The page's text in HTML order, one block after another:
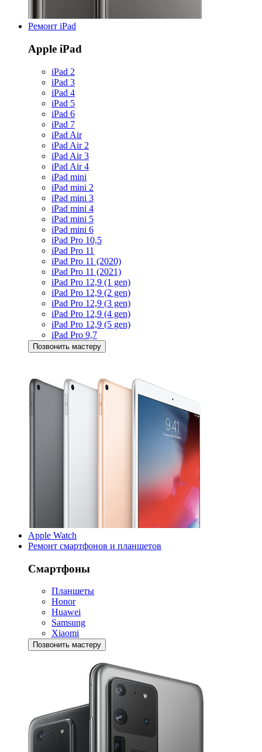
Ремонт iPad
Apple iPad
iPad 2
iPad 3
iPad 4
iPad 5
iPad 6
iPad 7
iPad Air
iPad Air 2
iPad Air 3
iPad Air 4
iPad mini
iPad mini 2
iPad mini 3
iPad mini 4
iPad mini 5
iPad mini 6
iPad Pro 10,5
iPad Pro 11
iPad Pro 11 (2020)
iPad Pro 11 (2021)
iPad Pro 12,9 (1 gen)
iPad Pro 12,9 (2 gen)
iPad Pro 12,9 (3 gen)
iPad Pro 12,9 (4 gen)
iPad Pro 12,9 (5 gen)
iPad Pro 9,7
Позвонить мастеру
Apple Watch
Ремонт смартфонов и планшетов
Смартфоны
Планшеты
Honor
Huawei
Samsung
Xiaomi
Позвонить мастеру